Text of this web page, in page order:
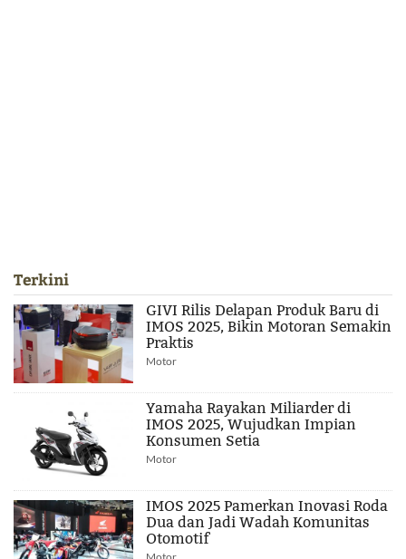
Terkini
GIVI Rilis Delapan Produk Baru di
IMOS 2025, Bikin Motoran Semakin
Praktis
Motor
Yamaha Rayakan Miliarder di
IMOS 2025, Wujudkan Impian
Konsumen Setia
Motor
IMOS 2025 Pamerkan Inovasi Roda
Dua dan Jadi Wadah Komunitas
Otomotif